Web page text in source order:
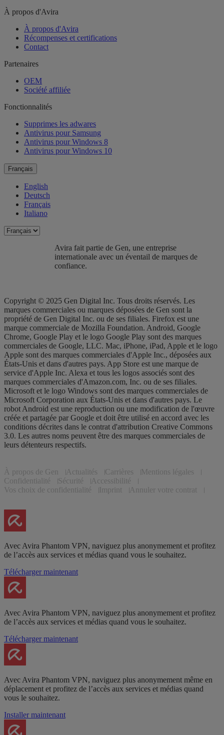
À propos d'Avira
À propos d'Avira
Récompenses et certifications
Contact
Partenaires
OEM
Société affiliée
Fonctionnalités
Supprimes les adwares
Antivirus pour Samsung
Antivirus pour Windows 8
Antivirus pour Windows 10
Français
English
Deutsch
Français
Italiano
Avira fait partie de Gen, une entreprise
internationale avec un éventail de marques de
confiance.​
Copyright © 2025 Gen Digital Inc. Tous droits réservés. Les
marques commerciales ou marques déposées de Gen sont la
propriété de Gen Digital Inc. ou de ses filiales. Firefox est une
marque commerciale de Mozilla Foundation. Android, Google
Chrome, Google Play et le logo Google Play sont des marques
commerciales de Google, LLC. Mac, iPhone, iPad, Apple et le logo
Apple sont des marques commerciales d'Apple Inc., déposées aux
États-Unis et dans d'autres pays. App Store est une marque de
service d'Apple Inc. Alexa et tous les logos associés sont des
marques commerciales d'Amazon.com, Inc. ou de ses filiales.
Microsoft et le logo Windows sont des marques commerciales de
Microsoft Corporation aux États-Unis et dans d'autres pays. Le
robot Android est une reproduction ou une modification de l'œuvre
créée et partagée par Google et doit être utilisé en accord avec les
conditions décrites dans le contrat d'attribution Creative Commons
3.0. Les autres noms peuvent être des marques commerciales de
leurs détenteurs respectifs.
À propos de Gen Actualités Carrières
Mentions légales
Confidentialité
Sécurité
Accessibilité
Vos choix de confidentialité
Imprint Annuler votre contrat
Avec Avira Phantom VPN, naviguez plus anonymement et profitez
de l’accès aux services et médias quand vous le souhaitez.
Télécharger maintenant
Avec Avira Phantom VPN, naviguez plus anonymement et profitez
de l’accès aux services et médias quand vous le souhaitez.
Télécharger maintenant
Avec Avira Phantom VPN, naviguez plus anonymement même en
déplacement et profitez de l’accès aux services et médias quand
vous le souhaitez.
Installer maintenant